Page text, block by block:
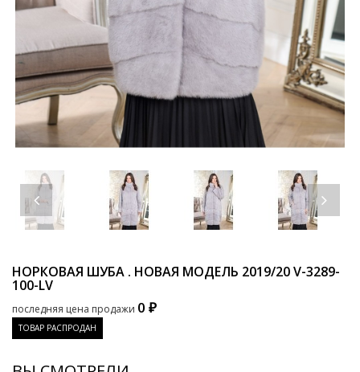
НОРКОВАЯ ШУБА . НОВАЯ МОДЕЛЬ 2019/20V-3289-
100-LV
последняя цена продажи 0 ₽
ТОВАР РАСПРОДАН